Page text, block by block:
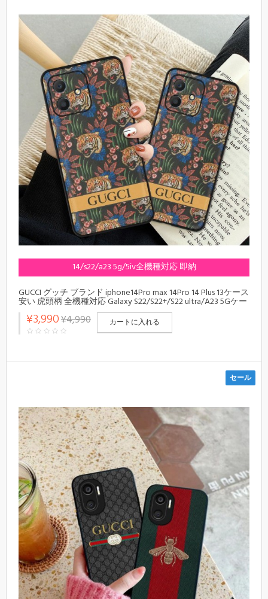
14/s22/a23 5g/5iv全機種対応 即納
GUCCI グッチ ブランド iphone14Pro max 14Pro 14 Plus 13ケース
安い 虎頭柄 全機種対応 Galaxy S22/S22+/S22 ultra/A23 5Gケー
ス モノグラム 値段 ロゴ gucci xperia 5iv 10 iv 1 ivカバー 軽量 メ
ンズ レディース
¥3,990¥4,990 カートに入れる
セール